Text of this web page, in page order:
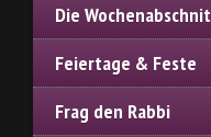
Die
Feiertage & Feste
Frag den Rabbi